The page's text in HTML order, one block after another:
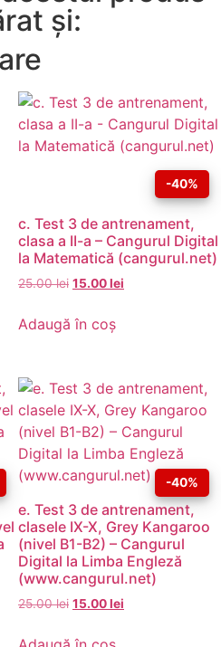
și:
-40%
c. Test 3 de antrenament,
clasa a II-a – Cangurul Digital
la Matematică (cangurul.net)
25.00lei 15.00lei
Adaugă în coș
-40%
e. Test 3 de antrenament,
clasele IX-X, Grey Kangaroo
(nivel B1-B2) – Cangurul
Digital la Limba Engleză
(www.cangurul.net)
25.00lei 15.00lei